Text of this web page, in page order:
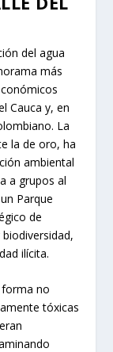
del agua
más
Cauca y, en
La
la de oro, ha
ambiental
a grupos al
Parque
de
ilícita.
no
tóxicas